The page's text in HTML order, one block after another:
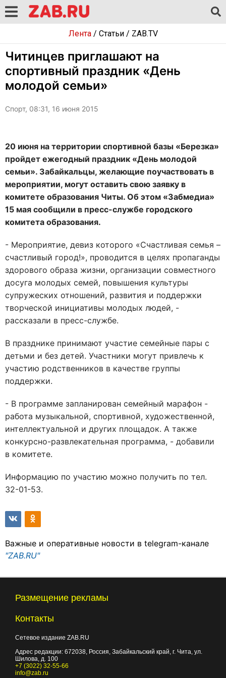
Лента/ Статьи/ ZAB.TV
Читинцев приглашают на
спортивный праздник «День
молодой семьи»
Спорт, 08:31, 16 июня 2015
20 июня на территории спортивной базы «Березка»
пройдет ежегодный праздник «День молодой
семьи». Забайкальцы, желающие поучаствовать в
мероприятии, могут оставить свою заявку в
комитете образования Читы. Об этом «Забмедиа»
15 мая сообщили в пресс-службе городского
комитета образования.
- Мероприятие, девиз которого «Счастливая семья –
счастливый город!», проводится в целях пропаганды
здорового образа жизни, организации совместного
досуга молодых семей, повышения культуры
супружеских отношений, развития и поддержки
творческой инициативы молодых людей, -
рассказали в пресс-службе.
В празднике принимают участие семейные пары с
детьми и без детей. Участники могут привлечь к
участию родственников в качестве группы
поддержки.
- В программе запланирован семейный марафон -
работа музыкальной, спортивной, художественной,
интеллектуальной и других площадок. А также
конкурсно-развлекательная программа, - добавили
в комитете.
Информацию по участию можно получить по тел.
32-01-53.
Важные и оперативные новости в telegram-канале
"ZAB.RU"
Размещение рекламы
Контакты
Сетевое издание ZAB.RU
Адрес редакции: 672038, Россия, Забайкальский край, г. Чита, ул.
Шилова, д. 100
+7 (3022) 32-55-66
info@zab.ru